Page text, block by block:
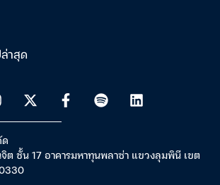
าสุด
ชั้น 17 อาคารมหาทุนพลาซ่า แขวงลุมพินี เขต